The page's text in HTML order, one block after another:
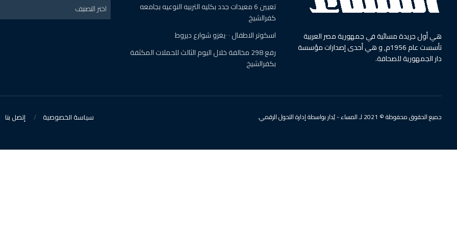
هي أول جريدة مسائية في جمهورية مصر العربية
تأسست عام 1956م, و هي أحدى إصدارات مؤسسة
دار الجمهورية للصحافة.
تعيين 6 معيدات جدد بكليه التربيه النوعيه بجامعه
كفرالشيخ
اسكوتر الاطفال ٠ ٠يغزو شوارع ديروط
رفع 298 مخالفة خلال اليوم الثالث للحملات المكثفة
بكفرالشيخ
اختر التصنيف
سياسة الخصوصية إتصل بنا جميع الحقوق محفوظة © 2021 لـ المساء - يُدار بواسطة إدارة التحول الرقمي.